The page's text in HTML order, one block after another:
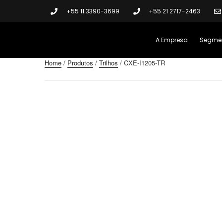
+55 11 3390-3699 +55 21 2717-2463
A Empresa
Home / Produtos / Trilhos / CXE-I1205-TR